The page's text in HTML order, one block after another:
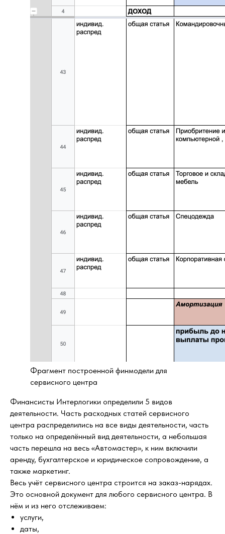
Фрагмент построенной финмодели для
сервисного центра
Финансисты Интерлогики определили 5 видов
деятельности. Часть расходных статей сервисного
центра распределились на все виды деятельности, часть
только на определённый вид деятельности, а небольшая
часть перешла на весь «Автомастер», к ним включили
аренду, бухгалтерское и юридическое сопровождение, а
также маркетинг.
Весь учёт сервисного центра строится на заказ-нарядах.
Это основной документ для любого сервисного центра. В
нём и из него отслеживаем:
услуги,
даты,